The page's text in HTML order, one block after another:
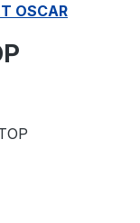
OSCAR